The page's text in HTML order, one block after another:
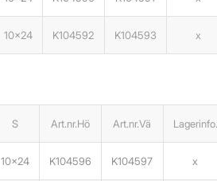
10×24 K104592 K104593 x
S Art.nr.Hö Art.nr.Vä Lagerinfo.
10×24 K104596 K104597 x